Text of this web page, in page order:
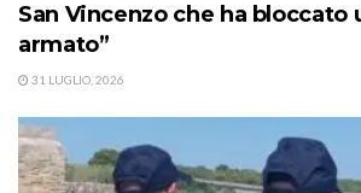
San Vincenzo che ha
armato”
31 LUGLIO, 2026